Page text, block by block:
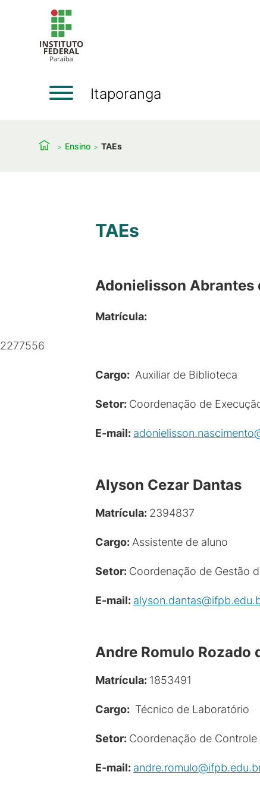
Itaporanga
Ensino TAEs
TAEs
Adonielisson Abrantes
Matrícula:
2277556
Cargo: Auxiliar de Biblioteca
Setor: Coordenação de
E-mail:
Alyson Cezar Dantas
Matrícula: 2394837
Cargo: Assistente de aluno
Setor: Coordenação de Gestão
E-mail:
Andre Romulo Rozado
Matrícula: 1853491
Cargo: Técnico de Laboratório
Setor: Coordenação de
E-mail: